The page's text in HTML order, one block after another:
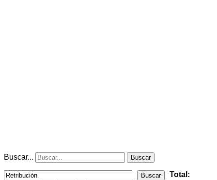
Buscar... Buscar
Buscar
Total: